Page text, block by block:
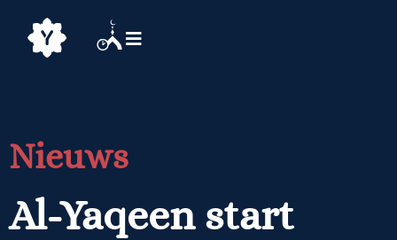
Nieuws
Al-Yaqeen start